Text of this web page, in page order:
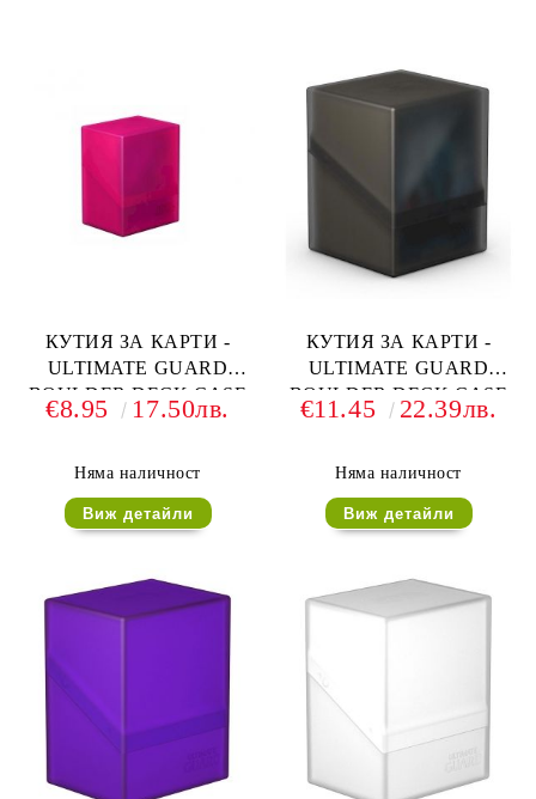
КУТИЯ ЗА КАРТИ -
ULTIMATE GUARD
BOULDER DECK CASE
(за LCG, TCG и др) 80+ -
€8.95 17.50лв.
Няма наличност
Виж детайли
КУТИЯ ЗА КАРТИ -
ULTIMATE GUARD
BOULDER DECK CASE
(за LCG, TCG и др) 100+ -
€11.45 22.39лв.
Няма наличност
Виж детайли